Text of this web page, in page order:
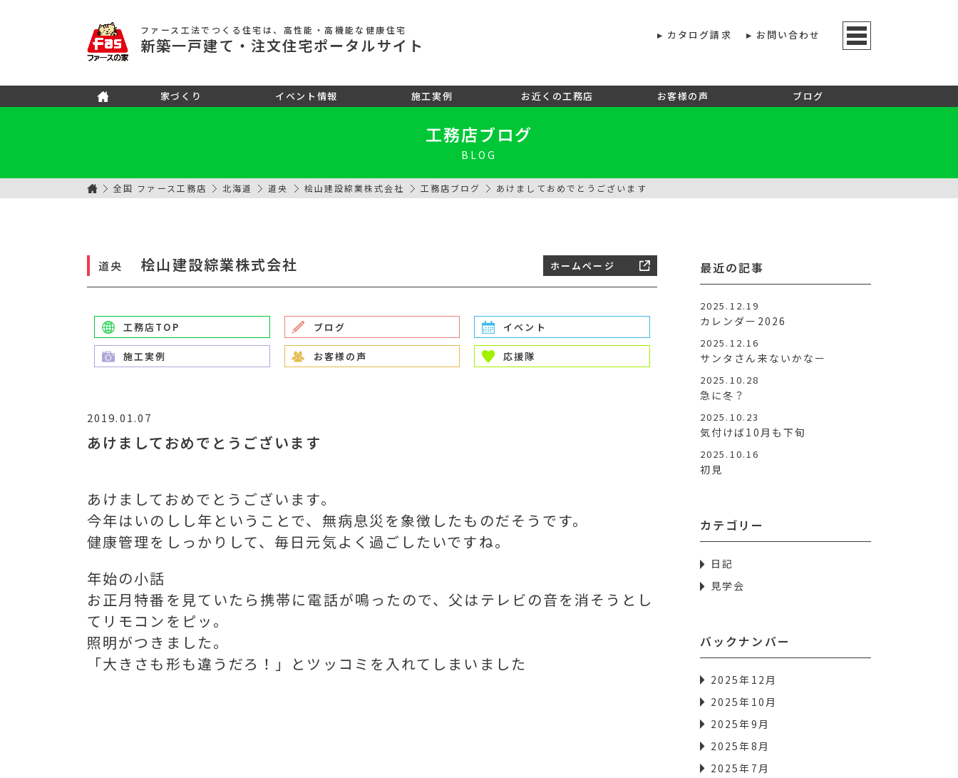
ファース工法でつくる住宅 は、高性能・高機能な健康住宅
新築一戸建て ・注文住宅ポータルサイト
カタログ請求 お問い合わせ
家づくり イベント情報 施工実例 お近くの工務店 お客様の声 ブログ
工務店ブログ
BLOG
全国 ファース工務店 北海道 道央 桧山建設綜業株式会社 工務店ブログ あけましておめでとうございます
道央 桧山建設綜業株式会社 ホームページ
工務店TOP ブログ イベント
施工実例 お客様の声 応援隊
2019.01.07
あけましておめでとうございます
あけましておめでとうございます。
今年はいのしし年ということで、無病息災を象徴したものだそうです。
健康管理をしっかりして、毎日元気よく過ごしたいですね。
年始の小話
お正月特番を見ていたら携帯に電話が鳴ったので、父はテレビの音を消そうとし
てリモコンをピッ。
照明がつきました。
「大きさも形も違うだろ！」とツッコミを入れてしまいました
最近の記事
2025.12.19
カレンダー2026
2025.12.16
サンタさん来ないかなー
2025.10.28
急に冬？
2025.10.23
気付けば10月も下旬
2025.10.16
初見
カテゴリー
日記
見学会
バックナンバー
2025年12月
2025年10月
2025年9月
2025年8月
2025年7月